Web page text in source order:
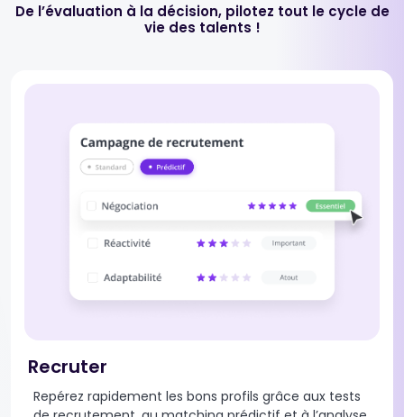
De l’évaluation à la décision, pilotez tout le cycle de
vie des talents !
Recruter
Repérez rapidement les bons profils grâce aux tests